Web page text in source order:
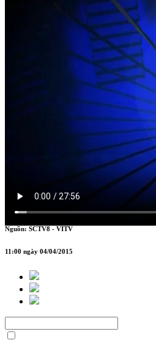
Nguồn: SCTV8 - VITV
11:00 ngày 04/04/2015